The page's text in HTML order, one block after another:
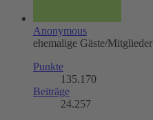
Anonymous
ehemalige Gäste/Mitglieder
Punkte
135.170
Beiträge
24.257